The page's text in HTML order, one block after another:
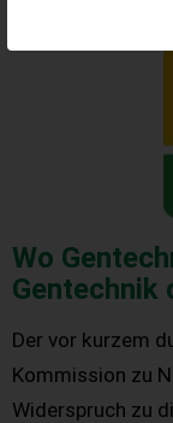
Wo
Gentechnik
Der vor kurzem
Kommission zu
Widerspruch zu